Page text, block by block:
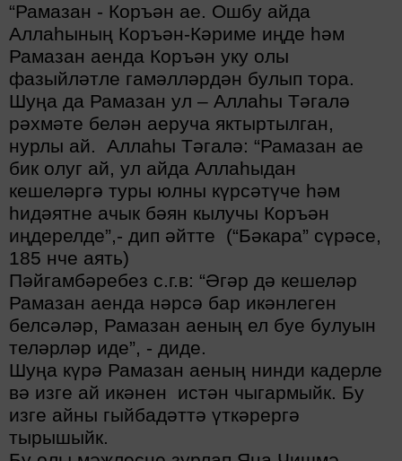
“Рамазан - Коръән ае. Ошбу айда
Аллаһының Коръән-Кәриме иңде һәм
Рамазан аенда Коръән уку олы
фазыйләтле гамәлләрдән булып тора.
Шуңа да Рамазан ул – Аллаһы Тәгалә
рәхмәте белән аеруча яктыртылган,
нурлы ай. Аллаһы Тәгалә: “Рамазан ае
бик олуг ай, ул айда Аллаһыдан
кешеләргә туры юлны күрсәтүче һәм
һидәятне ачык бәян кылучы Коръән
иңдерелде”,- дип әйтте (“Бәкара” сүрәсе,
185 нче аять)
Пәйгамбәребез с.г.в: “Әгәр дә кешеләр
Рамазан аенда нәрсә бар икәнлеген
белсәләр, Рамазан аеның ел буе булуын
теләрләр иде”, - диде.
Шуңа күрә Рамазан аеның нинди кадерле
вә изге ай икәнен истән чыгармыйк. Бу
изге айны гыйбадәттә үткәрергә
тырышыйк.